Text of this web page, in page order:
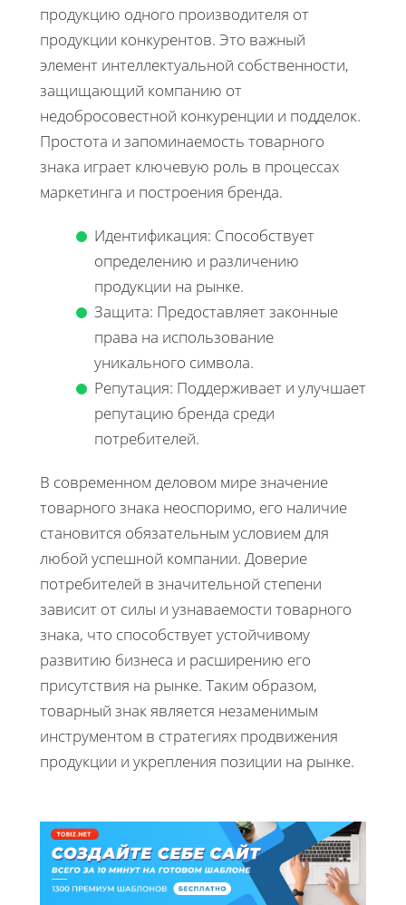
продукцию одного производителя от
продукции конкурентов. Это важный
элемент интеллектуальной собственности,
защищающий компанию от
недобросовестной конкуренции и подделок.
Простота и запоминаемость товарного
знака играет ключевую роль в процессах
маркетинга и построения бренда.
Идентификация: Способствует
определению и различению
продукции на рынке.
Защита: Предоставляет законные
права на использование
уникального символа.
Репутация: Поддерживает и улучшает
репутацию бренда среди
потребителей.
В современном деловом мире значение
товарного знака неоспоримо, его наличие
становится обязательным условием для
любой успешной компании. Доверие
потребителей в значительной степени
зависит от силы и узнаваемости товарного
знака, что способствует устойчивому
развитию бизнеса и расширению его
присутствия на рынке. Таким образом,
товарный знак является незаменимым
инструментом в стратегиях продвижения
продукции и укрепления позиции на рынке.